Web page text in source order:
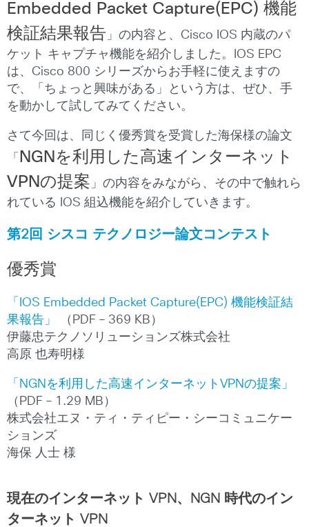
Embedded Packet Capture(EPC) 機能
検証結果報告 」の内容と、Cisco IOS 内蔵のパ
ケット キャプチャ機能を紹介しました。IOS EPC
は、Cisco 800 シリーズからお手軽に使えますの
で、「ちょっと興味がある」という方は、ぜひ、手
を動かして試してみてください。
さて今回は、同じく優秀賞を受賞した海保様の論文
「 NGNを利用した高速インターネット
VPNの提案 」の内容をみながら、その中で触れら
れている IOS 組込機能を紹介していきます。
第2回 シスコ テクノロジー論文コンテスト
優秀賞
「IOS Embedded Packet Capture(EPC) 機能検証結
果報告」
（PDF – 369 KB）
伊藤忠テクノソリューションズ株式会社
高原 也寿明様
「NGNを利用した高速インターネットVPNの提案」
（PDF – 1.29 MB）
株式会社エヌ・ティ・ティピー・シーコミュニケー
ションズ
海保 人士 様
現在のインターネット VPN、NGN 時代のイン
ターネット VPN